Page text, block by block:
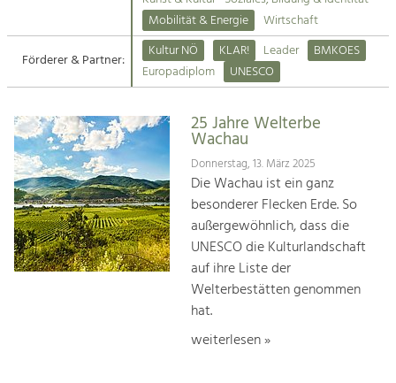
Suche
Impressum
Kontakt
Tourismus
Angebotsentwicklung und
Kunst & Kultur
Handwerk, Wissenschaft und Forschung.
Soziales, Bildung &
Identität
Gleichberechtigung, Jugend und
Integration
Mobilität & Energie
Klimawandel, öffentlicher Verkehr und
Mobilität & Energie
Wirtschaft
Förderer & Partner:
Kultur NÖ KLAR! Leader
BMKOES
Europadiplom
UNESCO
25 Jahre Welterbe
Wachau
Donnerstag, 13. März 2025
Die Wachau ist ein ganz
besonderer Flecken Erde. So
außergewöhnlich, dass die
UNESCO die Kulturlandschaft
auf ihre Liste der
Welterbestätten genommen
hat.
weiterlesen »